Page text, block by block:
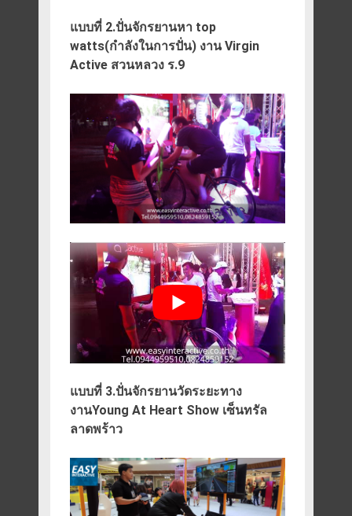
แบบที่ 2.ปั่นจักรยานหา top
watts(กำลังในการปั่น) งาน Virgin
Active สวนหลวง ร.9
แบบที่ 3.ปั่นจักรยานวัดระยะทาง
งานYoung At Heart Show เซ็นทรัล
ลาดพร้าว